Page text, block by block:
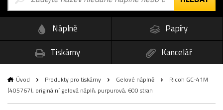
Náplně
Papíry
Tiskárny
Kancelář
Úvod Produkty pro tiskárny Gelové náplně
Ricoh GC-41M
(405767), originální gelová náplň, purpurová, 600 stran